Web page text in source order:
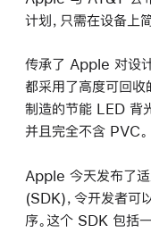
计划，只需在设备上
传承了 Apple 对设
都采用了高度可回收
制造的节能 LED 背
并且完全不含 PVC。
Apple 今天发布了
(SDK)，令开发者可
序。这个 SDK 包括